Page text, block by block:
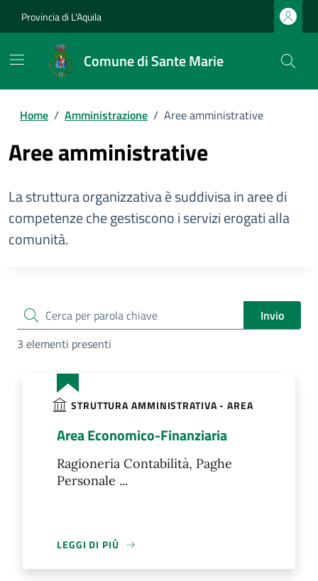
Provincia di L'Aquila
Comune di Sante Marie
Home / Amministrazione / Aree amministrative
Aree amministrative
La struttura organizzativa è suddivisa in aree di
competenze che gestiscono i servizi erogati alla
comunità.
cerca
Invio
3 elementi presenti
STRUTTURA AMMINISTRATIVA - AREA
Area Economico-Finanziaria
Ragioneria Contabilità, Paghe
Personale ...
LEGGI DI PIÙ